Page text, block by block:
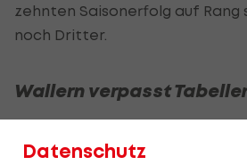
zehnten Saisonerfolg auf Rang
noch Dritter.
Wallern verpasst
hingegen der SV Wallern. Die
Datenschutz